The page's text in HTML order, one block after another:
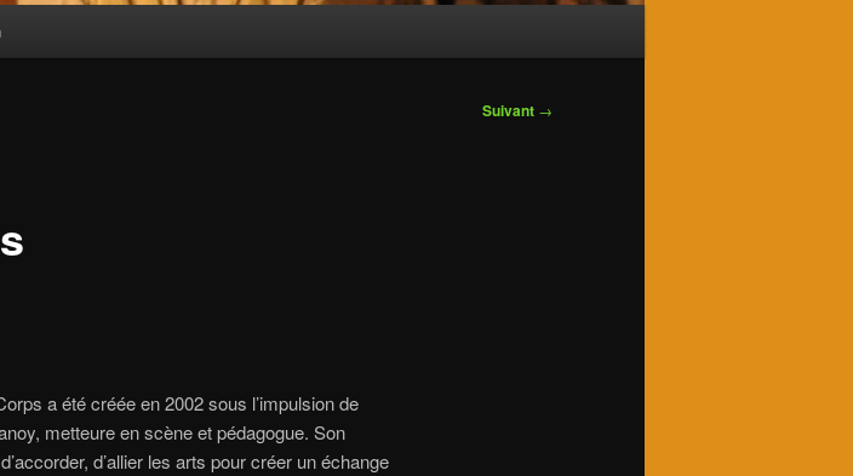
Suivant →
a été créée en 2002 sous l’impulsion de
metteure en scène et pédagogue. Son
d’allier les arts pour créer un échange